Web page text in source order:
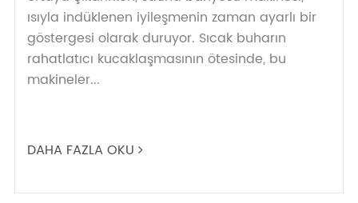
ısıyla indüklenen iyileşmenin zaman ayarlı bir
göstergesi olarak duruyor. Sıcak buharın
rahatlatıcı kucaklaşmasının ötesinde, bu
makineler...
DAHA FAZLA OKU